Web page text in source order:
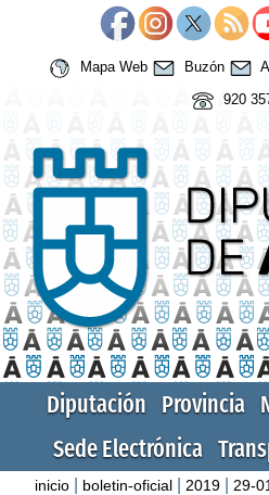
Mapa Web Buzón
920
Diputación Provincia
Sede Electrónica
inicio boletin-oficial 2019 29-